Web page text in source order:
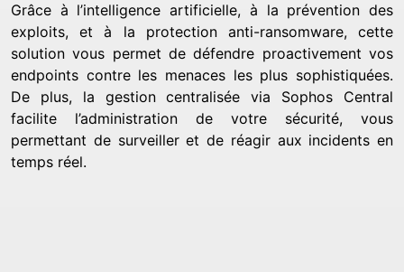
Grâce à l’intelligence artificielle, à la prévention des
exploits, et à la protection anti-ransomware, cette
solution vous permet de défendre proactivement vos
endpoints contre les menaces les plus sophistiquées.
De plus, la gestion centralisée via Sophos Central
facilite l’administration de votre sécurité, vous
permettant de surveiller et de réagir aux incidents en
temps réel.